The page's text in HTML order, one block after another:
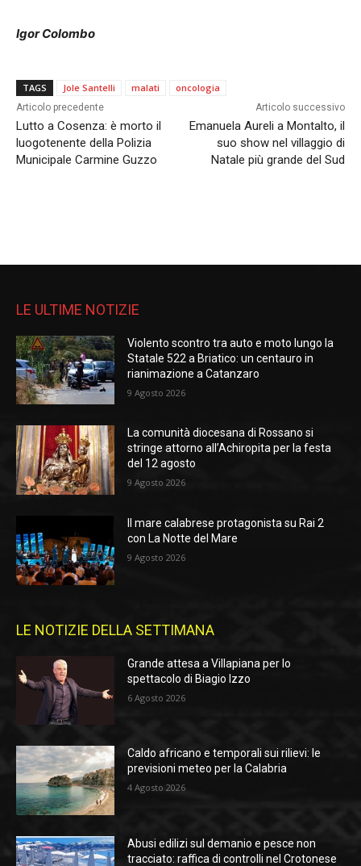
Igor Colombo
TAGS Jole Santelli malati oncologia
Articolo precedente
Lutto a Cosenza: è morto il
luogotenente della Polizia
Municipale Carmine Guzzo
Articolo successivo
Emanuela Aureli a Montalto, il
suo show nel villaggio di
Natale più grande del Sud
LE ULTIME NOTIZIE
Violento scontro tra auto e moto lungo la
Statale 522 a Briatico: un centauro in
rianimazione a Catanzaro
9 Agosto 2026
La comunità diocesana di Rossano si
stringe attorno all’Achiropita per la festa
del 12 agosto
9 Agosto 2026
Il mare calabrese protagonista su Rai 2
con La Notte del Mare
9 Agosto 2026
LE NOTIZIE DELLA SETTIMANA
Grande attesa a Villapiana per lo
spettacolo di Biagio Izzo
6 Agosto 2026
Caldo africano e temporali sui rilievi: le
previsioni meteo per la Calabria
4 Agosto 2026
Abusi edilizi sul demanio e pesce non
tracciato: raffica di controlli nel Crotonese